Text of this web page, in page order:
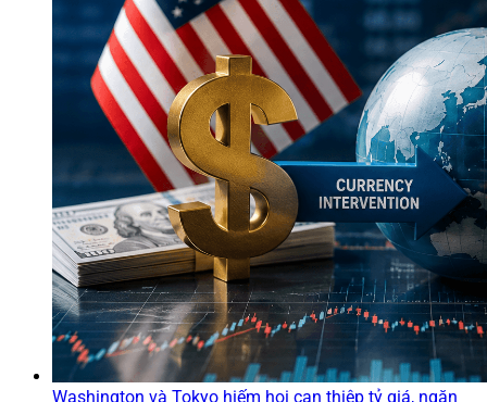
Washington và Tokyo hiếm hoi can thiệp tỷ giá, ngăn